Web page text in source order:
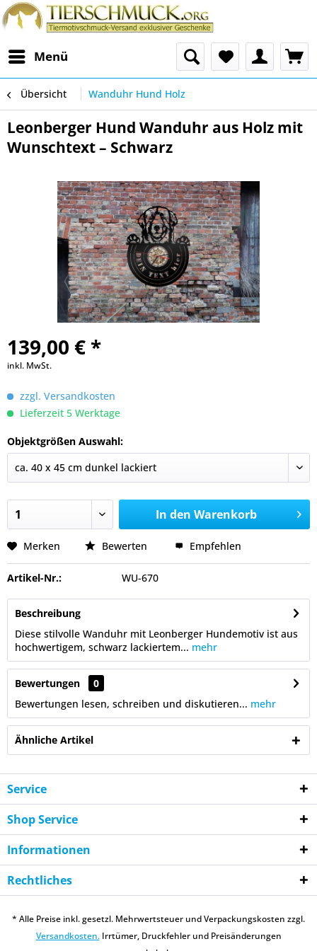
Menü
Übersicht Wanduhr Hund Holz
Leonberger Hund Wanduhr aus Holz mit
Wunschtext – Schwarz
139,00 € *
inkl. MwSt.
zzgl. Versandkosten
Lieferzeit 5 Werktage
Objektgrößen Auswahl:
In den Warenkorb
Merken Bewerten Empfehlen
Artikel-Nr.: WU-670
Beschreibung
Diese stilvolle Wanduhr mit Leonberger Hundemotiv ist aus
hochwertigem, schwarz lackiertem... mehr
Bewertungen
0
Bewertungen lesen, schreiben und diskutieren... mehr
Ähnliche Artikel
Service
Shop Service
Informationen
Rechtliches
* Alle Preise inkl. gesetzl. Mehrwertsteuer und Verpackungskosten zzgl.
Versandkosten.Irrtümer, Druckfehler und Preisänderungen